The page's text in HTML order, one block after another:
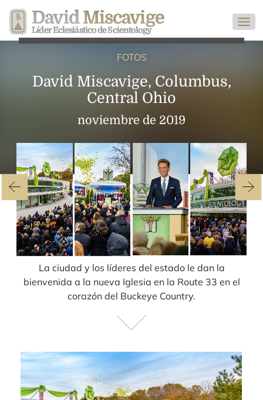
David Miscavige
Líder Eclesiástico de Scientology
FOTOS
David Miscavige, Columbus,
Central Ohio
noviembre de 2019
La ciudad y los líderes del estado le dan la
bienvenida a la nueva Iglesia en la Route 33 en el
corazón del Buckeye Country.